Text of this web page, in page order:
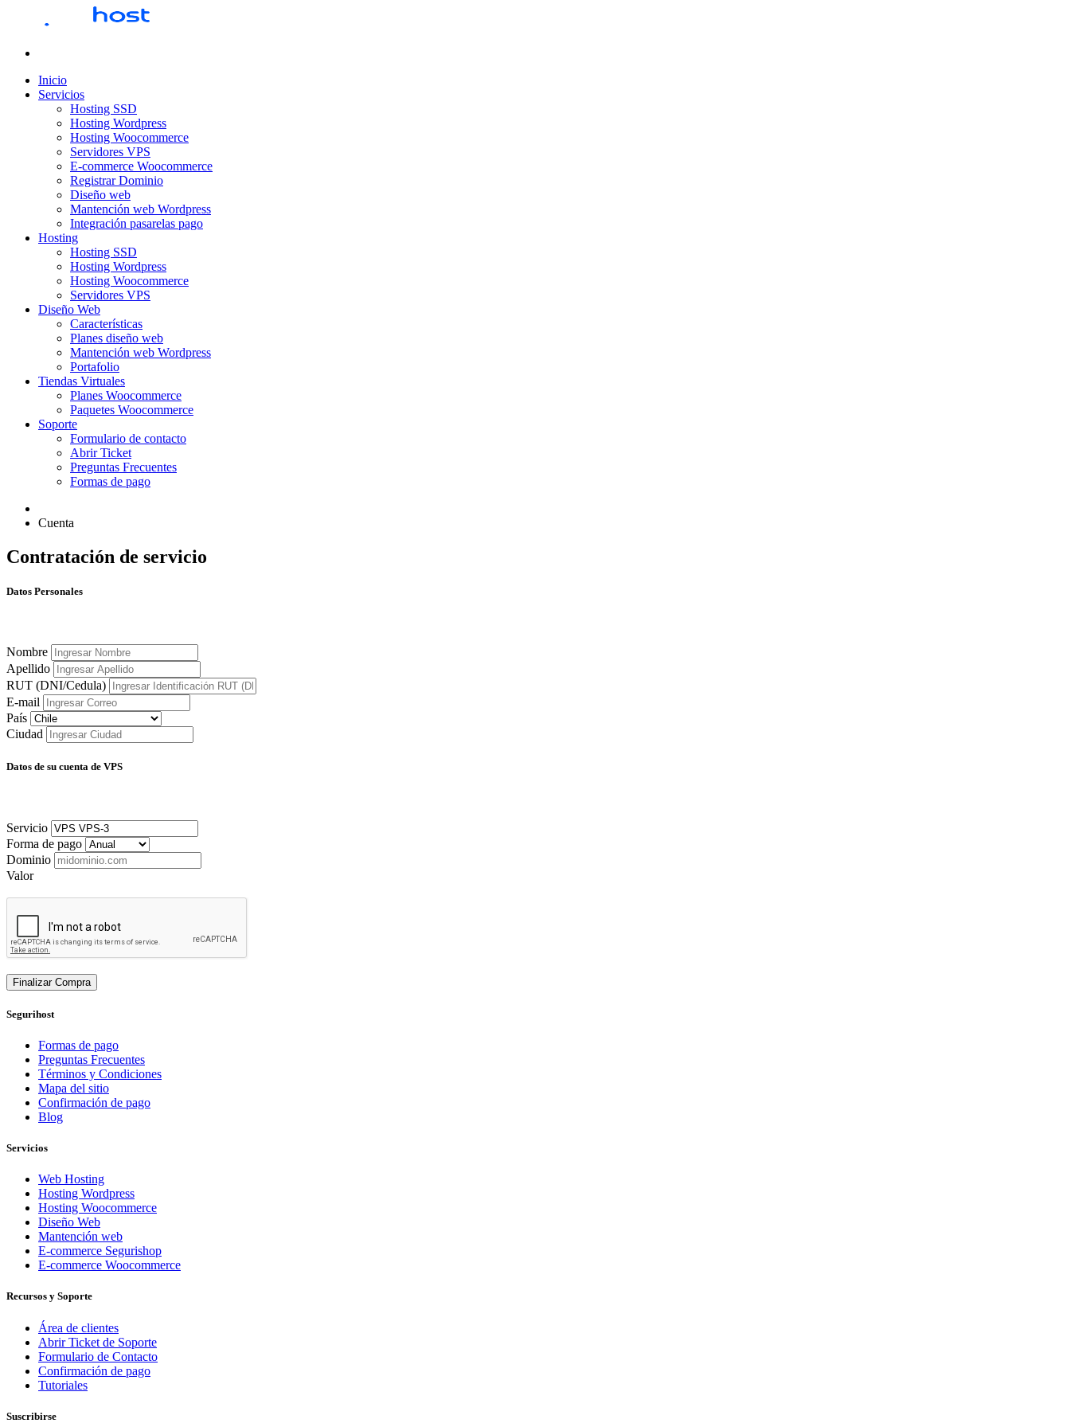
Inicio
Servicios
Hosting SSD
Hosting Wordpress
Hosting Woocommerce
Servidores VPS
E-commerce Woocommerce
Registrar Dominio
Diseño web
Mantención web Wordpress
Integración pasarelas pago
Hosting
Hosting SSD
Hosting Wordpress
Hosting Woocommerce
Servidores VPS
Diseño Web
Características
Planes diseño web
Mantención web Wordpress
Portafolio
Tiendas Virtuales
Planes Woocommerce
Paquetes Woocommerce
Soporte
Formulario de contacto
Abrir Ticket
Preguntas Frecuentes
Formas de pago
Cuenta
Contratación de servicio
Datos Personales
Nombre
Apellido
RUT (DNI/Cedula)
E-mail
País
Ciudad
Datos de su cuenta de VPS
Servicio
Forma de pago
Dominio
Valor
Finalizar Compra
Segurihost
Formas de pago
Preguntas Frecuentes
Términos y Condiciones
Mapa del sitio
Confirmación de pago
Blog
Servicios
Web Hosting
Hosting Wordpress
Hosting Woocommerce
Diseño Web
Mantención web
E-commerce Segurishop
E-commerce Woocommerce
Recursos y Soporte
Área de clientes
Abrir Ticket de Soporte
Formulario de Contacto
Confirmación de pago
Tutoriales
Suscribirse